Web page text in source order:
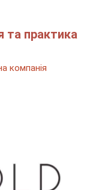
та практика
компанія